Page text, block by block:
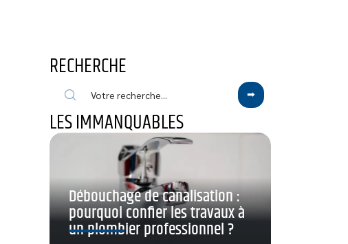
RECHERCHE
LES IMMANQUABLES
Débouchage de canalisation :
pourquoi confier les travaux à
un plombier professionnel ?